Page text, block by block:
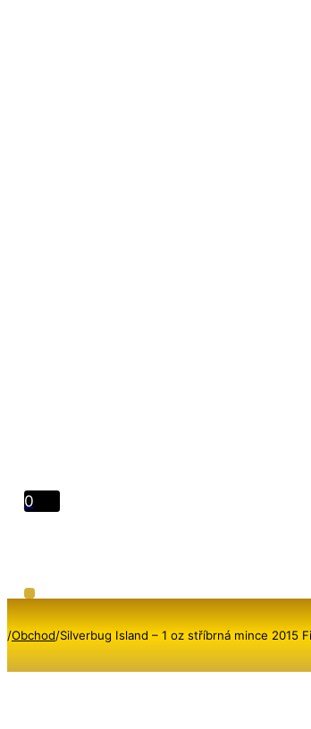
0
/Obchod/Silverbug Island – 1 oz stříbrná mince 2015